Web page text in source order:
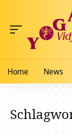
Home News